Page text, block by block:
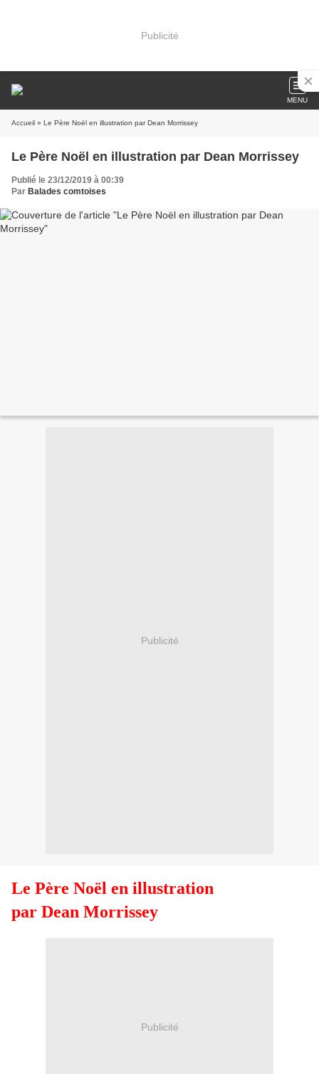
Publicité
MENU
Accueil » Le Père Noël en illustration par Dean Morrissey
Le Père Noël en illustration par Dean Morrissey
Publié le 23/12/2019 à 00:39
Par Balades comtoises
Publicité
Le Père Noël en illustration
par Dean Morrissey
Publicité